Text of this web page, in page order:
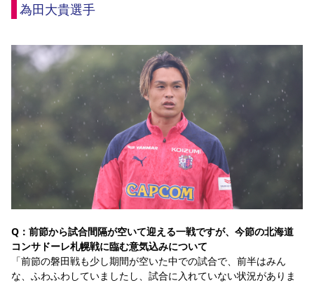
為田大貴選手
Q：前節から試合間隔が空いて迎える一戦ですが、今節の北海道
コンサドーレ札幌戦に臨む意気込みについて
「前節の磐田戦も少し期間が空いた中での試合で、前半はみん
な、ふわふわしていましたし、試合に入れていない状況がありま